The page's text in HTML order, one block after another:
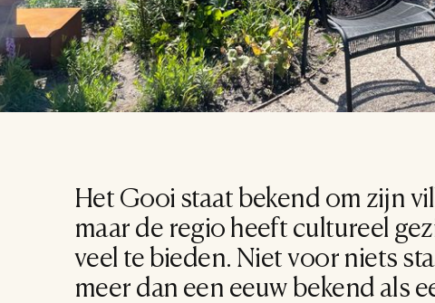
Het Gooi staat bekend om zijn
maar de regio heeft cultureel
veel te bieden. Niet voor niets
meer dan een eeuw bekend als